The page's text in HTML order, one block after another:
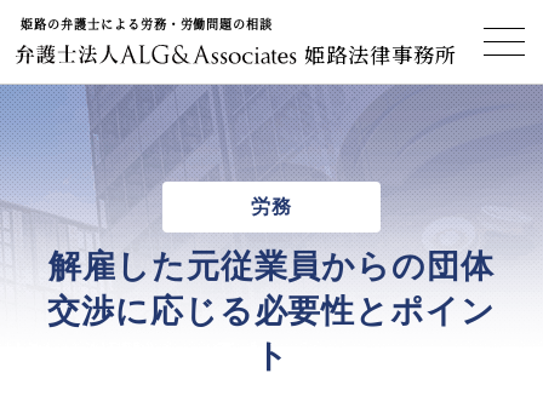
姫路の弁護士による労務・労働問題の相談
姫路法律事務所
労務
解雇した元従業員からの団体
交渉に応じる必要性とポイン
ト